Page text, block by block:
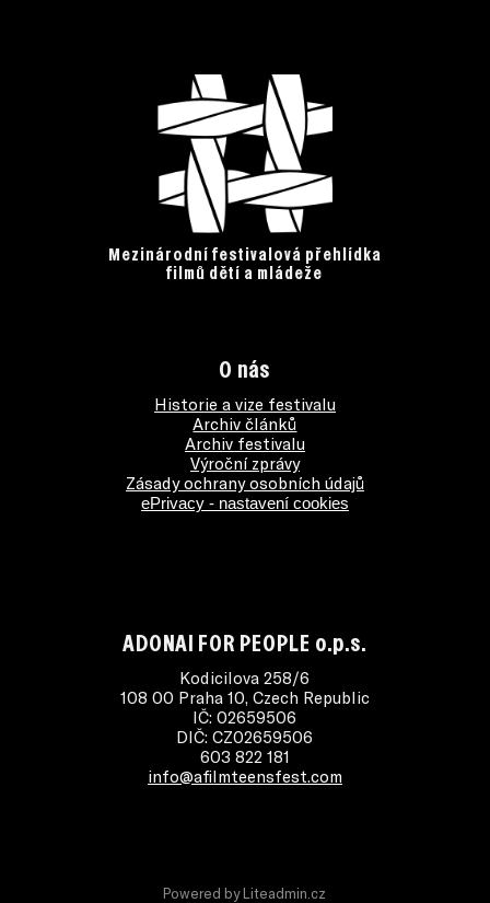
Mezinárodní festivalová přehlídka
filmů dětí a mládeže
O nás
Historie a vize festivalu
Archiv článků
Archiv festivalu
Výroční zprávy
Zásady ochrany osobních údajů
ePrivacy - nastavení cookies
ADONAI FOR PEOPLE o.p.s.
Kodicilova 258/6
108 00 Praha 10, Czech Republic
IČ: 02659506
DIČ: CZ02659506
603 822 181
info@afilmteensfest.com
Powered byLiteadmin.cz